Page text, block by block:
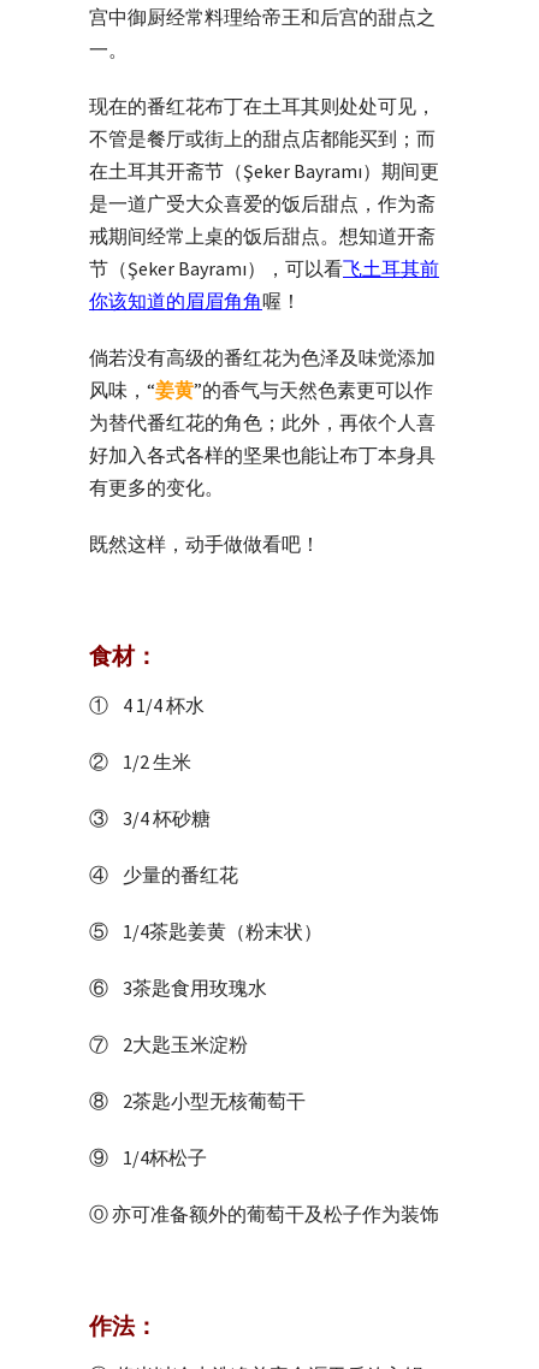
宫中御厨经常料理给帝王和后宫的甜点之
一。
现在的番红花布丁在土耳其则处处可见，
不管是餐厅或街上的甜点店都能买到；而
在土耳其开斋节（Şeker Bayramı）期间更
是一道广受大众喜爱的饭后甜点，作为斋
戒期间经常上桌的饭后甜点。想知道开斋
节（Şeker Bayramı），可以看飞土耳其前
你该知道的眉眉角角喔！
倘若没有高级的番红花为色泽及味觉添加
风味，“姜黄”的香气与天然色素更可以作
为替代番红花的角色；此外，再依个人喜
好加入各式各样的坚果也能让布丁本身具
有更多的变化。
既然这样，动手做做看吧！
食材：
① 4 1/4 杯水
② 1/2 生米
③ 3/4 杯砂糖
④ 少量的番红花
⑤ 1/4茶匙姜黄（粉末状）
⑥ 3茶匙食用玫瑰水
⑦ 2大匙玉米淀粉
⑧ 2茶匙小型无核葡萄干
⑨ 1/4杯松子
Ⓞ 亦可准备额外的葡萄干及松子作为装饰
作法：